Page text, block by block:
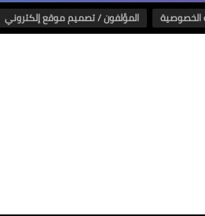
المؤلفون / تصميم موقع إلكتروني